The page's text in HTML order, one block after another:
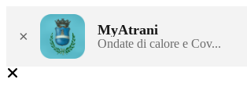
× MyAtrani
Ondate di calore e Cov...